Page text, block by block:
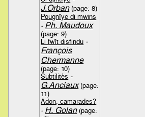
J.Orban(page: 8)
Pougnîye di mwins
- Ph. Maudoux
(page: 9)
Li fwît disfindu -
François
Chermanne
(page: 10)
Subtilitès -
G.Anciaux(page:
11)
Adon, camarades?
- H. Golan(page: